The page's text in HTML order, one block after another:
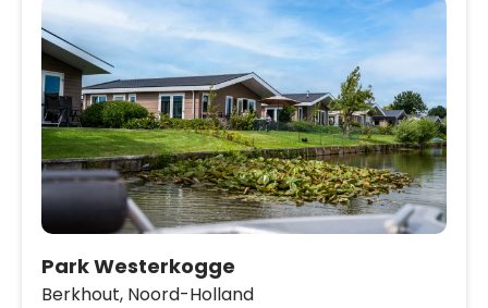
Park Westerkogge
Berkhout, Noord-Holland